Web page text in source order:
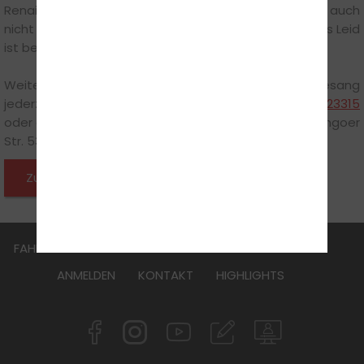
Renaissance. Damit entgehen Sie mitunter zwar auch
nicht dem zermürbenden Stadtverkehr, aber geteiltes Leid
ist bekanntlich halbes Leid!“
Weitere Hinweise zum Thema gibt Steffen Münchgesang
jederzeit gerne persönlich unter der Durchwahl
0523123315
oder direkt in der Fahrschule: Steffens Fahrschule, Lemgoer
Str. 53, 32756 Detmold.
Zurück zu den News
FAHRSCHULE
ANMELDEN
KONTAKT HIGHLIGHTS